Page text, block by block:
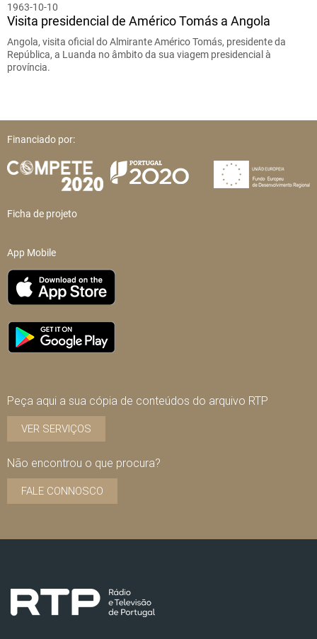
1963-10-10
Visita presidencial de Américo Tomás a Angola
Angola, visita oficial do Almirante Américo Tomás, presidente da
República, a Luanda no âmbito da sua viagem presidencial à
província.
Financiado por:
Ficha de projeto
App Mobile
Peça aqui a sua cópia de conteúdos do arquivo RTP
VER SERVIÇOS
Não encontrou o que procura?
FALE CONNOSCO